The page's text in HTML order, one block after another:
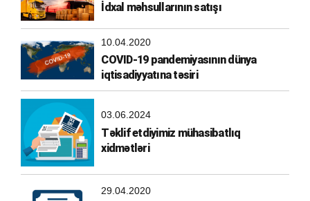
İdxal məhsullarının satışı
10.04.2020
COVID-19 pandemiyasının dünya
iqtisadiyyatına təsiri
03.06.2024
Təklif etdiyimiz mühasibatlıq
xidmətləri
29.04.2020